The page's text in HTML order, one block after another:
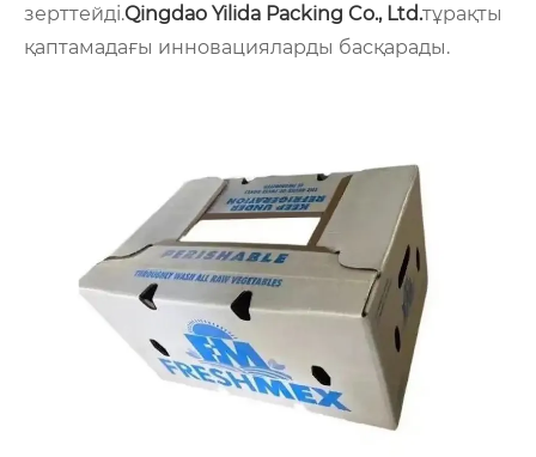
зерттейді.Qingdao Yilida Packing Co., Ltd.тұрақты
қаптамадағы инновацияларды басқарады.